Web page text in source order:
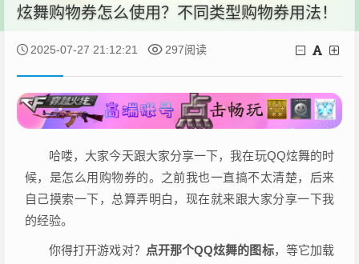
炫舞购物券怎么使用？不同类型购物券用法！
2025-07-27 21:12:21 297阅读
哈喽，大家今天跟大家分享一下，我在玩QQ炫舞的时
候，是怎么用购物券的。之前我也一直搞不太清楚，后来
自己摸索一下，总算弄明白，现在就来跟大家分享一下我
的经验。
你得打开游戏对？ 点开那个QQ炫舞的图标，等它加载